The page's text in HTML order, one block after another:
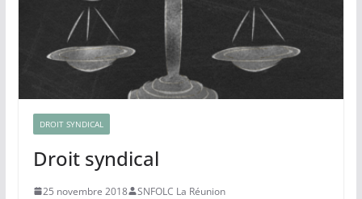
DROIT SYNDICAL
Droit syndical
25 novembre 2018 SNFOLC La Réunion